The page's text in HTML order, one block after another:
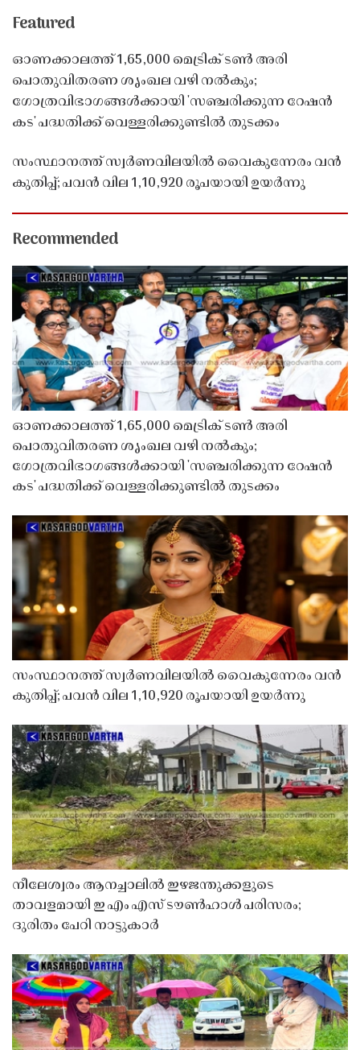
Featured
ഓണക്കാലത്ത് 1,65,000 മെട്രിക് ടൺ അരി
പൊതുവിതരണ ശൃംഖല വഴി നൽകും;
ഗോത്രവിഭാഗങ്ങൾക്കായി 'സഞ്ചരിക്കുന്ന റേഷൻ
കട' പദ്ധതിക്ക് വെള്ളരിക്കുണ്ടിൽ തുടക്കം
സംസ്ഥാനത്ത് സ്വർണവിലയിൽ വൈകുന്നേരം വൻ
കുതിപ്പ്; പവൻ വില 1,10,920 രൂപയായി ഉയർന്നു
Recommended
ഓണക്കാലത്ത് 1,65,000 മെട്രിക് ടൺ അരി
പൊതുവിതരണ ശൃംഖല വഴി നൽകും;
ഗോത്രവിഭാഗങ്ങൾക്കായി 'സഞ്ചരിക്കുന്ന റേഷൻ
കട' പദ്ധതിക്ക് വെള്ളരിക്കുണ്ടിൽ തുടക്കം
സംസ്ഥാനത്ത് സ്വർണവിലയിൽ വൈകുന്നേരം വൻ
കുതിപ്പ്; പവൻ വില 1,10,920 രൂപയായി ഉയർന്നു
നീലേശ്വരം ആനച്ചാലിൽ ഇഴജന്തുക്കളുടെ
താവളമായി ഇ എം എസ് ടൗൺഹാൾ പരിസരം;
ദുരിതം പേറി നാട്ടുകാർ